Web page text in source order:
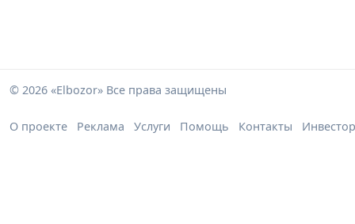
© 2026 «Elbozor» Все права защищены
О проекте Реклама Услуги Помощь Контакты